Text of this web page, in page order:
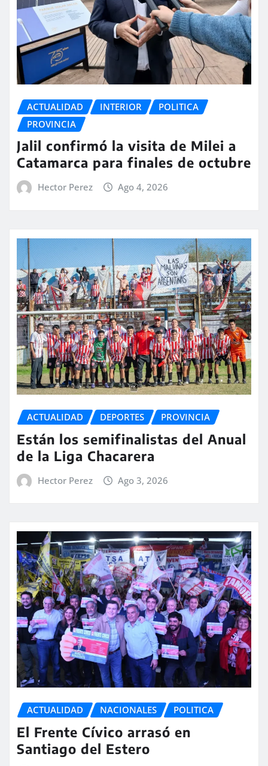
ACTUALIDAD INTERIOR
POLITICA
PROVINCIA
Jalil confirmó la visita de Milei a
Catamarca para finales de octubre
Hector Perez Ago 4, 2026
ACTUALIDAD DEPORTES PROVINCIA
Están los semifinalistas del Anual
de la Liga Chacarera
Hector Perez Ago 3, 2026
ACTUALIDAD NACIONALES POLITICA
El Frente Cívico arrasó en
Santiago del Estero